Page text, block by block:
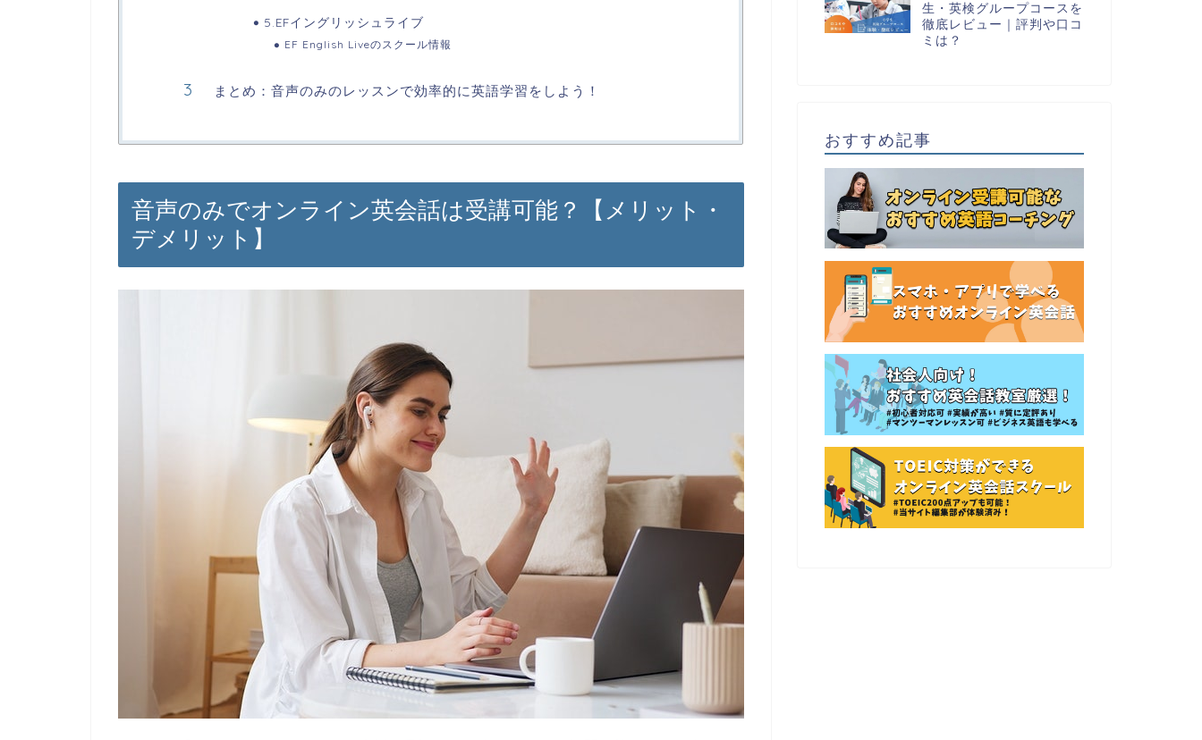
5.EFイングリッシュライブ
EF English Liveのスクール情報
まとめ：音声のみのレッスンで効率的に英語学習をしよう！
音声のみでオンライン英会話は受講可能？【メリット・
デメリット】
生・英検グループコースを
徹底レビュー｜評判や口コ
ミは？
おすすめ記事